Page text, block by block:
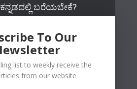
ಬರೆಯಬೇಕೆ?
To Our
list to weekly receive the
from our website